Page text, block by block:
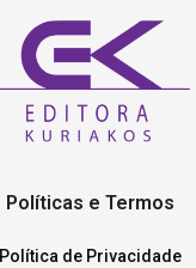
Políticas e Termos
Política de Privacidade